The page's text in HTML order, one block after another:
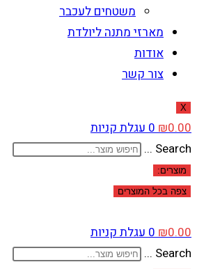
משטחים לעכבר
מארזי מתנה ליולדת
אודות
צור קשר
X
₪0.00
0עגלת קניות
Search ...
מוצרים:
צפה בכל המוצרים
₪0.00
0עגלת קניות
Search ...